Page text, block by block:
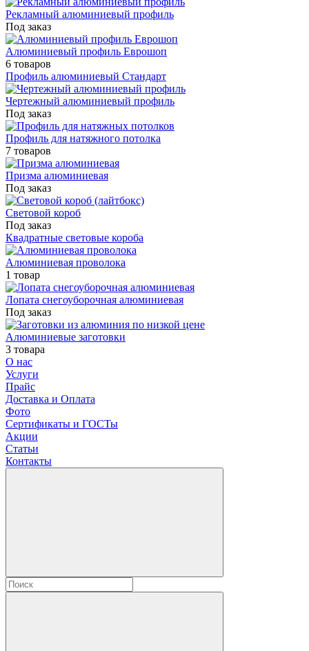
Рекламный алюминиевый профиль
Под заказ
Алюминиевый профиль Еврошоп
6 товаров
Профиль алюминиевый Стандарт
Чертежный алюминиевый профиль
Под заказ
Профиль для натяжного потолка
7 товаров
Призма алюминиевая
Под заказ
Световой короб
Под заказ
Квадратные световые короба
Алюминиевая проволока
1 товар
Лопата снегоуборочная алюминиевая
Под заказ
Алюминиевые заготовки
3 товара
О нас
Услуги
Прайс
Доставка и Оплата
Фото
Сертификаты и ГОСТы
Акции
Статьи
Контакты